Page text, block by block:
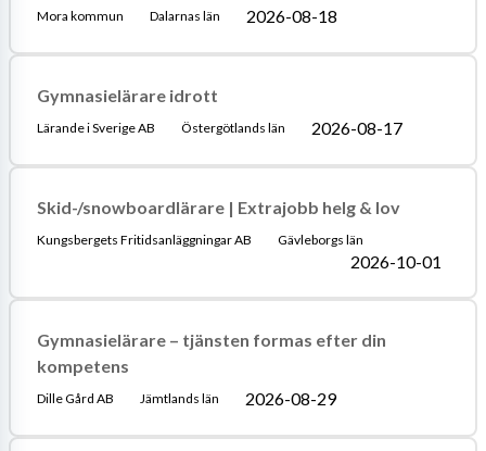
Mora kommun Dalarnas län 2026-08-18
Gymnasielärare idrott
Lärande i Sverige AB Östergötlands län 2026-08-17
Skid-/snowboardlärare | Extrajobb helg & lov
Kungsbergets Fritidsanläggningar AB Gävleborgs län
2026-10-01
Gymnasielärare – tjänsten formas efter din
kompetens
Dille Gård AB Jämtlands län 2026-08-29